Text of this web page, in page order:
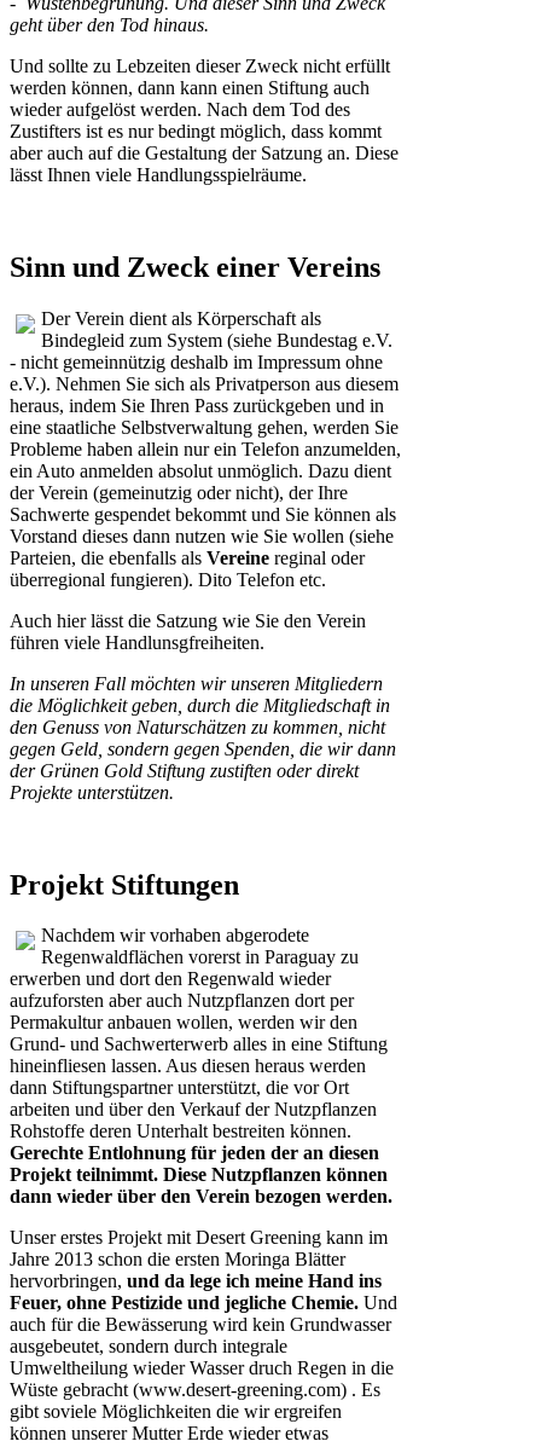
geht über den Tod hinaus.
Und sollte zu Lebzeiten dieser Zweck nicht erfüllt
werden können, dann kann einen Stiftung auch
wieder aufgelöst werden. Nach dem Tod des
Zustifters ist es nur bedingt möglich, dass kommt
aber auch auf die Gestaltung der Satzung an. Diese
lässt Ihnen viele Handlungsspielräume.
Sinn und Zweck einer Vereins
Der Verein dient als Körperschaft als
Bindegleid zum System (siehe Bundestag e.V.
- nicht gemeinnützig deshalb im Impressum ohne
e.V.). Nehmen Sie sich als Privatperson aus diesem
heraus, indem Sie Ihren Pass zurückgeben und in
eine staatliche Selbstverwaltung gehen, werden Sie
Probleme haben allein nur ein Telefon anzumelden,
ein Auto anmelden absolut unmöglich. Dazu dient
der Verein (gemeinutzig oder nicht), der Ihre
Sachwerte gespendet bekommt und Sie können als
Vorstand dieses dann nutzen wie Sie wollen (siehe
Parteien, die ebenfalls als Vereine reginal oder
überregional fungieren). Dito Telefon etc.
Auch hier lässt die Satzung wie Sie den Verein
führen viele Handlunsgfreiheiten.
In unseren Fall möchten wir unseren Mitgliedern
die Möglichkeit geben, durch die Mitgliedschaft in
den Genuss von Naturschätzen zu kommen, nicht
gegen Geld, sondern gegen Spenden, die wir dann
der Grünen Gold Stiftung zustiften oder direkt
Projekte unterstützen.
Projekt Stiftungen
Nachdem wir vorhaben abgerodete
Regenwaldflächen vorerst in Paraguay zu
erwerben und dort den Regenwald wieder
aufzuforsten aber auch Nutzpflanzen dort per
Permakultur anbauen wollen, werden wir den
Grund- und Sachwerterwerb alles in eine Stiftung
hineinfliesen lassen. Aus diesen heraus werden
dann Stiftungspartner unterstützt, die vor Ort
arbeiten und über den Verkauf der Nutzpflanzen
Rohstoffe deren Unterhalt bestreiten können.
Gerechte Entlohnung für jeden der an diesen
Projekt teilnimmt. Diese Nutzpflanzen können
dann wieder über den Verein bezogen werden.
Unser erstes Projekt mit Desert Greening kann im
Jahre 2013 schon die ersten Moringa Blätter
hervorbringen, und da lege ich meine Hand ins
Feuer, ohne Pestizide und jegliche Chemie. Und
auch für die Bewässerung wird kein Grundwasser
ausgebeutet, sondern durch integrale
Umweltheilung wieder Wasser druch Regen in die
Wüste gebracht (www.desert-greening.com) . Es
gibt soviele Möglichkeiten die wir ergreifen
können unserer Mutter Erde wieder etwas